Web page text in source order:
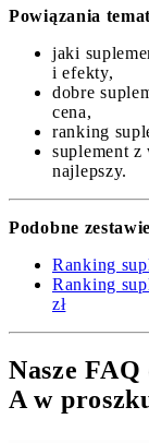
Powiązania
jaki
i efekty,
dobre
cena,
ranking
suplement
najlepszy.
Podobne
Ranking
Ranking
zł
Nasze
A w